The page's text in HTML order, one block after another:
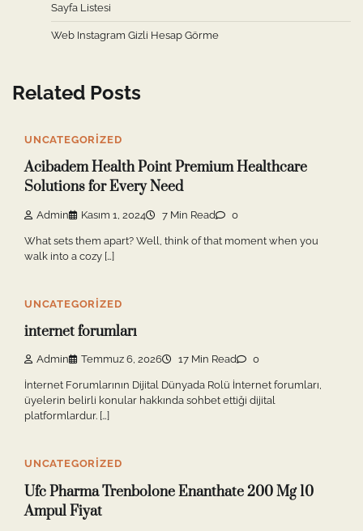
Sayfa Listesi
Web Instagram Gizli Hesap Görme
Related Posts
UNCATEGORIZED
Acibadem Health Point Premium Healthcare
Solutions for Every Need
Admin Kasım 1, 2024 7 Min Read 0
What sets them apart? Well, think of that moment when you
walk into a cozy […]
UNCATEGORIZED
internet forumları
Admin Temmuz 6, 2026 17 Min Read 0
İnternet Forumlarının Dijital Dünyada Rolü İnternet forumları,
üyelerin belirli konular hakkında sohbet ettiği dijital
platformlardur. […]
UNCATEGORIZED
Ufc Pharma Trenbolone Enanthate 200 Mg 10
Ampul Fiyat